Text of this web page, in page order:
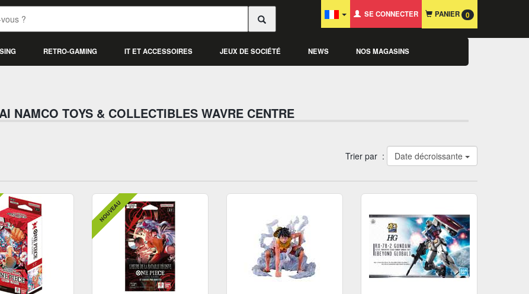
SE CONNECTER PANIER 0
RETRO-GAMING IT ET ACCESSOIRES JEUX DE SOCIÉTÉ NEWS NOS MAGASINS
NAMCO TOYS & COLLECTIBLES WAVRE CENTRE
Trier par : Date décroissante
NOUVEAU